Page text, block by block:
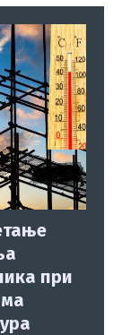
при